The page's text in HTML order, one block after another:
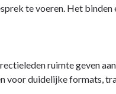
te voeren. Het binden
ruimte geven
voor duidelijke formats,